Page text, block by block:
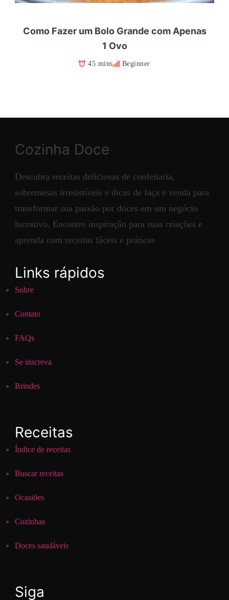
Como Fazer um Bolo Grande com Apenas
1 Ovo
45 mins Beginner
Cozinha Doce
Descubra receitas deliciosas de confeitaria,
sobremesas irresistíveis e dicas de faça e venda para
transformar sua paixão por doces em um negócio
lucrativo. Encontre inspiração para suas criações e
aprenda com receitas fáceis e práticas
Links rápidos
Sobre
Contato
FAQs
Se inscreva
Brindes
Receitas
Índice de receitas
Buscar receitas
Ocasiões
Cozinhas
Doces saudáveis
Siga